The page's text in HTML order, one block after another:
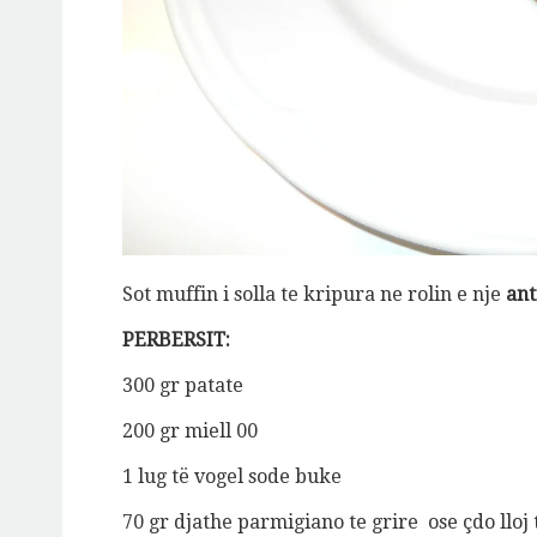
Sot muffin i solla te kripura ne rolin e nje
PERBERSIT:
300 gr patate
200 gr miell 00
1 lug të vogel sode buke
70 gr djathe parmigiano te grire ose çdo
Jeto